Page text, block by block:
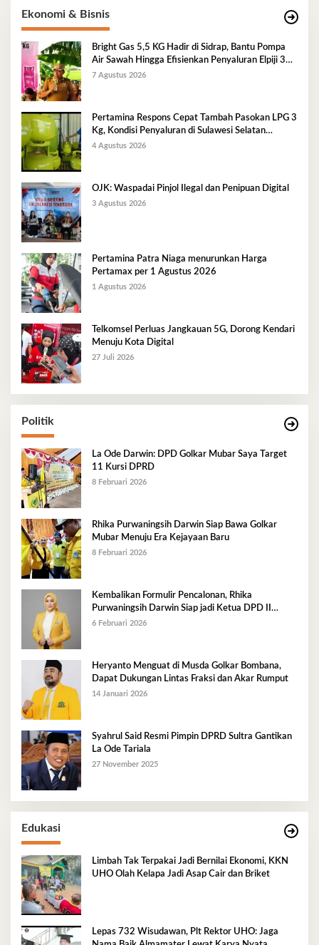
Ekonomi & Bisnis
Bright Gas 5,5 KG Hadir di Sidrap, Bantu Pompa
Air Sawah Hingga Efisienkan Penyaluran Elpiji 3
Kg
7 Agustus 2026
Pertamina Respons Cepat Tambah Pasokan LPG 3
Kg, Kondisi Penyaluran di Sulawesi Selatan
Berlangsung Kondusif
4 Agustus 2026
OJK: Waspadai Pinjol Ilegal dan Penipuan Digital
3 Agustus 2026
Pertamina Patra Niaga menurunkan Harga
Pertamax per 1 Agustus 2026
1 Agustus 2026
Telkomsel Perluas Jangkauan 5G, Dorong Kendari
Menuju Kota Digital
27 Juli 2026
Politik
La Ode Darwin: DPD Golkar Mubar Saya Target
11 Kursi DPRD
8 Februari 2026
Rhika Purwaningsih Darwin Siap Bawa Golkar
Mubar Menuju Era Kejayaan Baru
8 Februari 2026
Kembalikan Formulir Pencalonan, Rhika
Purwaningsih Darwin Siap jadi Ketua DPD II
Golkar Mubar
6 Februari 2026
Heryanto Menguat di Musda Golkar Bombana,
Dapat Dukungan Lintas Fraksi dan Akar Rumput
14 Januari 2026
Syahrul Said Resmi Pimpin DPRD Sultra Gantikan
La Ode Tariala
27 November 2025
Edukasi
Limbah Tak Terpakai Jadi Bernilai Ekonomi, KKN
UHO Olah Kelapa Jadi Asap Cair dan Briket
Lepas 732 Wisudawan, Plt Rektor UHO: Jaga